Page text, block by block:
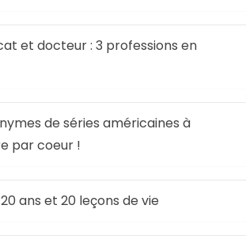
et docteur : 3 professions en
de séries américaines à
par coeur !
ans et 20 leçons de vie